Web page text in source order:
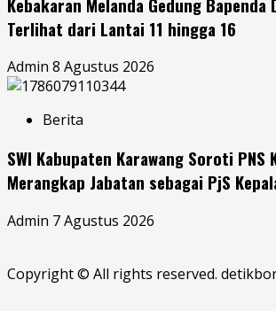
Terlihat dari Lantai 11 hingga 16
Admin 8 Agustus 2026
Berita
SWI Kabupaten Karawang Soroti PNS
Merangkap Jabatan sebagai PjS
Admin 7 Agustus 2026
Copyright © All rights reserved.